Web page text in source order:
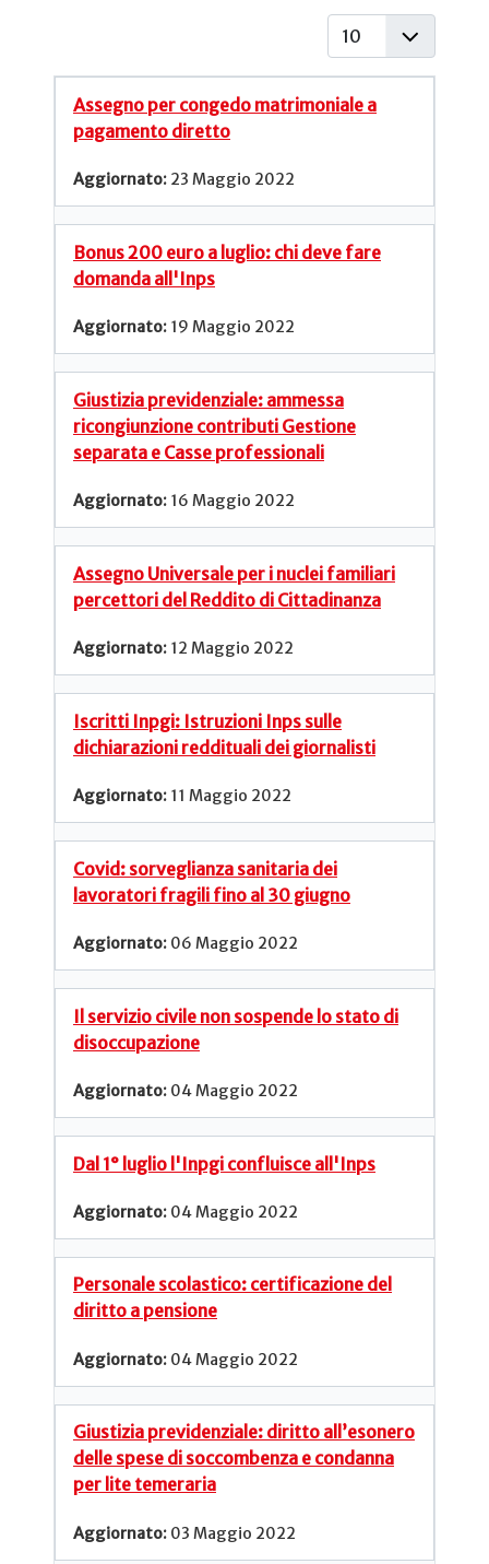
Visualizza #
Assegno per congedo matrimoniale a
pagamento diretto
23 Maggio 2022
Bonus 200 euro a luglio: chi deve fare
domanda all'Inps
19 Maggio 2022
Giustizia previdenziale: ammessa
ricongiunzione contributi Gestione
separata e Casse professionali
16 Maggio 2022
Assegno Universale per i nuclei familiari
percettori del Reddito di Cittadinanza
12 Maggio 2022
Iscritti Inpgi: Istruzioni Inps sulle
dichiarazioni reddituali dei giornalisti
11 Maggio 2022
Covid: sorveglianza sanitaria dei
lavoratori fragili fino al 30 giugno
06 Maggio 2022
Il servizio civile non sospende lo stato di
disoccupazione
04 Maggio 2022
Dal 1° luglio l'Inpgi confluisce all'Inps
04 Maggio 2022
Personale scolastico: certificazione del
diritto a pensione
04 Maggio 2022
Giustizia previdenziale: diritto all’esonero
delle spese di soccombenza e condanna
per lite temeraria
03 Maggio 2022